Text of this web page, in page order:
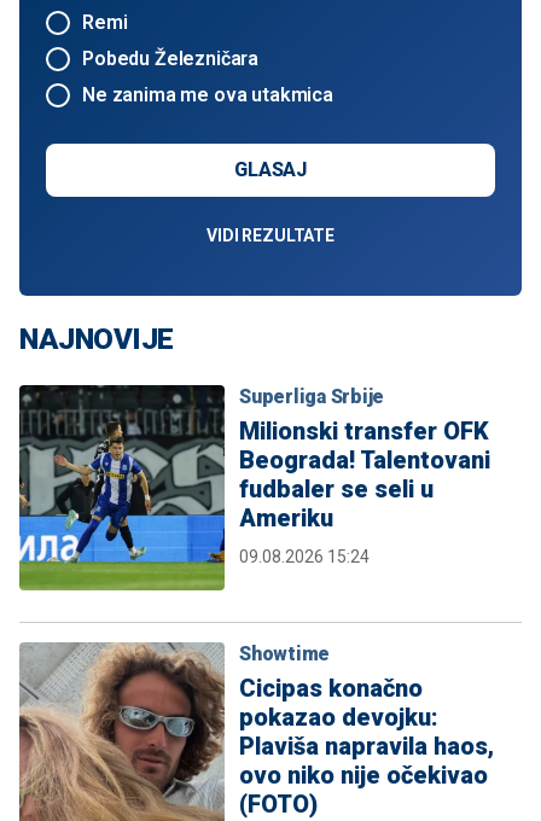
Remi
Pobedu Železničara
Ne zanima me ova utakmica
GLASAJ
VIDI REZULTATE
NAJNOVIJE
Superliga Srbije
Milionski transfer OFK
Beograda! Talentovani
fudbaler se seli u
Ameriku
09.08.2026 15:24
Showtime
Cicipas konačno
pokazao devojku:
Plaviša napravila haos,
ovo niko nije očekivao
(FOTO)